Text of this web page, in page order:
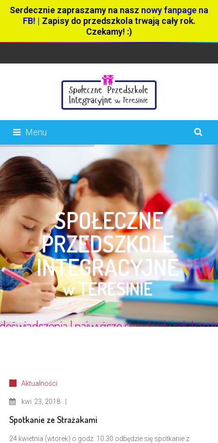
Serdecznie zapraszamy na nasz nowy fanpage na
FB! | Zapisy do przedszkola trwają cały rok.
Czekamy! :)
Menu
Aktualności
kwi 23, 2018
Spotkanie ze Strażakami
24 kwietnia (wtorek) o godz. 10.30 odbędzie się spotkanie z